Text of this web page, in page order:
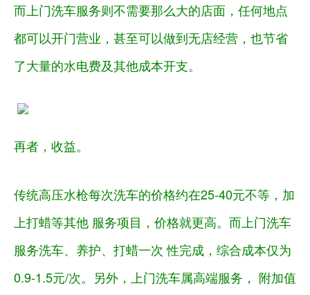
而上门洗车服务则不需要那么大的店面，任何地点
都可以开门营业，甚至可以做到无店经营，也节省
了大量的水电费及其他成本开支。
再者，收益。
传统高压水枪每次洗车的价格约在25-40元不等，加
上打蜡等其他 服务项目，价格就更高。而上门洗车
服务洗车、养护、打蜡一次 性完成，综合成本仅为
0.9-1.5元/次。另外，上门洗车属高端服务， 附加值